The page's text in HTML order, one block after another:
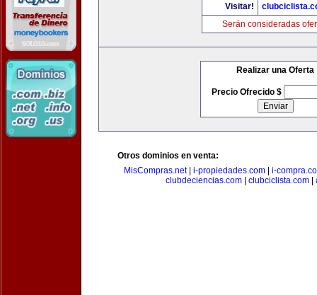
Visitar!
Serán consideradas
Realizar una Oferta
Precio Ofrecido $
Otros dominios en venta:
MisCompras.net| i-propiedades.com| i-
clubdeciencias.com
clubciclista.com